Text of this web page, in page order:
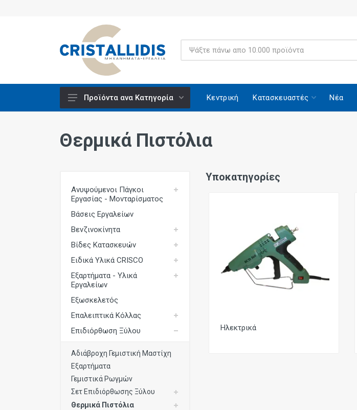
Βάσεις Εργαλείων
Ειδικά Υλικά CRISCO
Εξαρτήματα - Υλικά Εργαλείων
Επαλειπτικά Κόλλας
Επιδιόρθωση Ξύλου
Εργαλεία Ηλεκτρικά
Εργαλεία Μπαταρίας
Εργαλεία Χειρός
Καρφωτικά Υλικά
Μηχανές Ταπετσαρίας
Όργανα Μέτρησης
Προϊόντα ανα Κατηγορία Κεντρική Κατασκευαστές Νέα
Θερμικά Πιστόλια
Ανυψούμενοι Πάγκοι
Εργασίας - Μονταρίσματος
Βάσεις Εργαλείων
Βενζινοκίνητα
Βίδες Κατασκευών
Ειδικά Υλικά CRISCO
Εξαρτήματα - Υλικά
Εργαλείων
Εξωσκελετός
Επαλειπτικά Κόλλας
Επιδιόρθωση Ξύλου
Αδιάβροχη Γεμιστική Μαστίχη
Εξαρτήματα
Γεμιστικά Ρωγμών
Σετ Επιδιόρθωσης Ξύλου
Θερμικά Πιστόλια
Υποκατηγορίες
Ηλεκτρικά